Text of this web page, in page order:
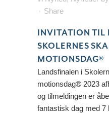
Share
INVITATION TIL
SKOLERNES
MOTIONSDAG®
Landsfinalen i
motionsdag® 2023
og tilmeldingen er
fantastisk dag med 7